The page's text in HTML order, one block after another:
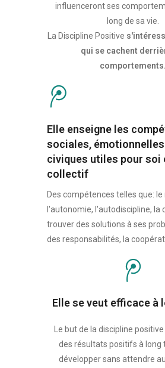
influenceront ses
long de sa vie.
La Discipline Positive
qui se cachent
comportements.
Elle enseigne les
sociales,
civiques utiles pour soi
collectif
Des compétences telles que: le
l'autonomie, l'autodiscipline, la
trouver des solutions à ses
des responsabilités, la
Elle se veut efficace à
Le but de la discipline
des résultats positifs à long
développer sans attendre